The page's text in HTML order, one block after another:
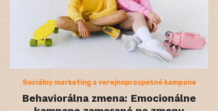
Sociálny marketing a verejnoprospešné kampane
Behaviorálna zmena: Emocionálne